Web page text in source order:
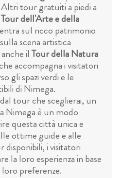
tour gratuiti a piedi a
Tour dell'Arte e della
sul ricco patrimonio
scena artistica
il Tour della Natura
accompagna i visitatori
gli spazi verdi e le
di Nimega.
tour che sceglierai, un
Nimega è un modo
questa città unica e
ottime guide e alle
disponibili, i visitatori
la loro esperienza in base
preferenze.